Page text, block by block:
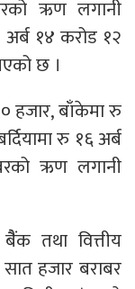
ऋण लगानी
१४ करोड १२
छ ।
हजार, बाँकेमा रु
रु १६ अर्ब
ऋण लगानी
तथा वित्तीय
हजार बराबर